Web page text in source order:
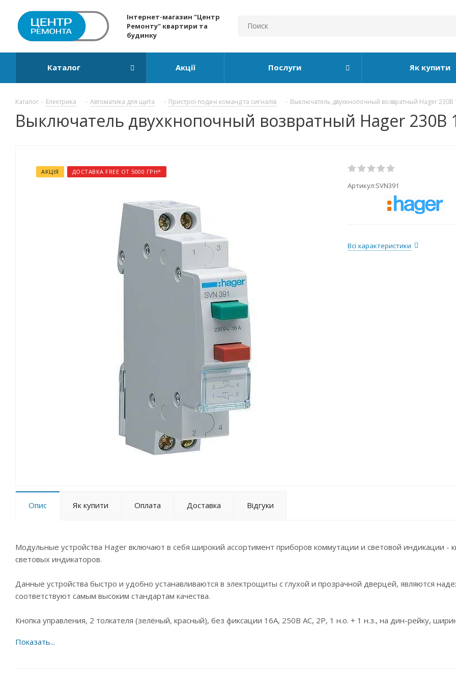
Інтернет-магазин "Центр
Ремонту" квартири та
будинку
Каталог Акції Послуги Як купити
Каталог - Електрика - Автоматика для щита - Пристрої подачі команд та сигналів - Выключатель двухкнопочный возвратный Hager
Выключатель двухкнопочный возвратный Hager 230В
АКЦІЯ ДОСТАВКА FREE ОТ 5000 ГРН*
Артикул:SVN391
Всі характеристики
Опис Як купити Оплата Доставка Відгуки
Модульные устройства Hager включают в себя широкий ассортимент приборов коммутации и световой индикации -
световых индикаторов.
Данные устройства быстро и удобно устанавливаются в электрощиты с глухой и прозрачной дверцей, являются
соответствуют самым высоким стандартам качества.
Кнопка управления, 2 толкателя (зелёный, красный), без фиксации 16A, 250В АС, 2P, 1 н.о. + 1 н.з., на дин-рейку,
Технические особенности: